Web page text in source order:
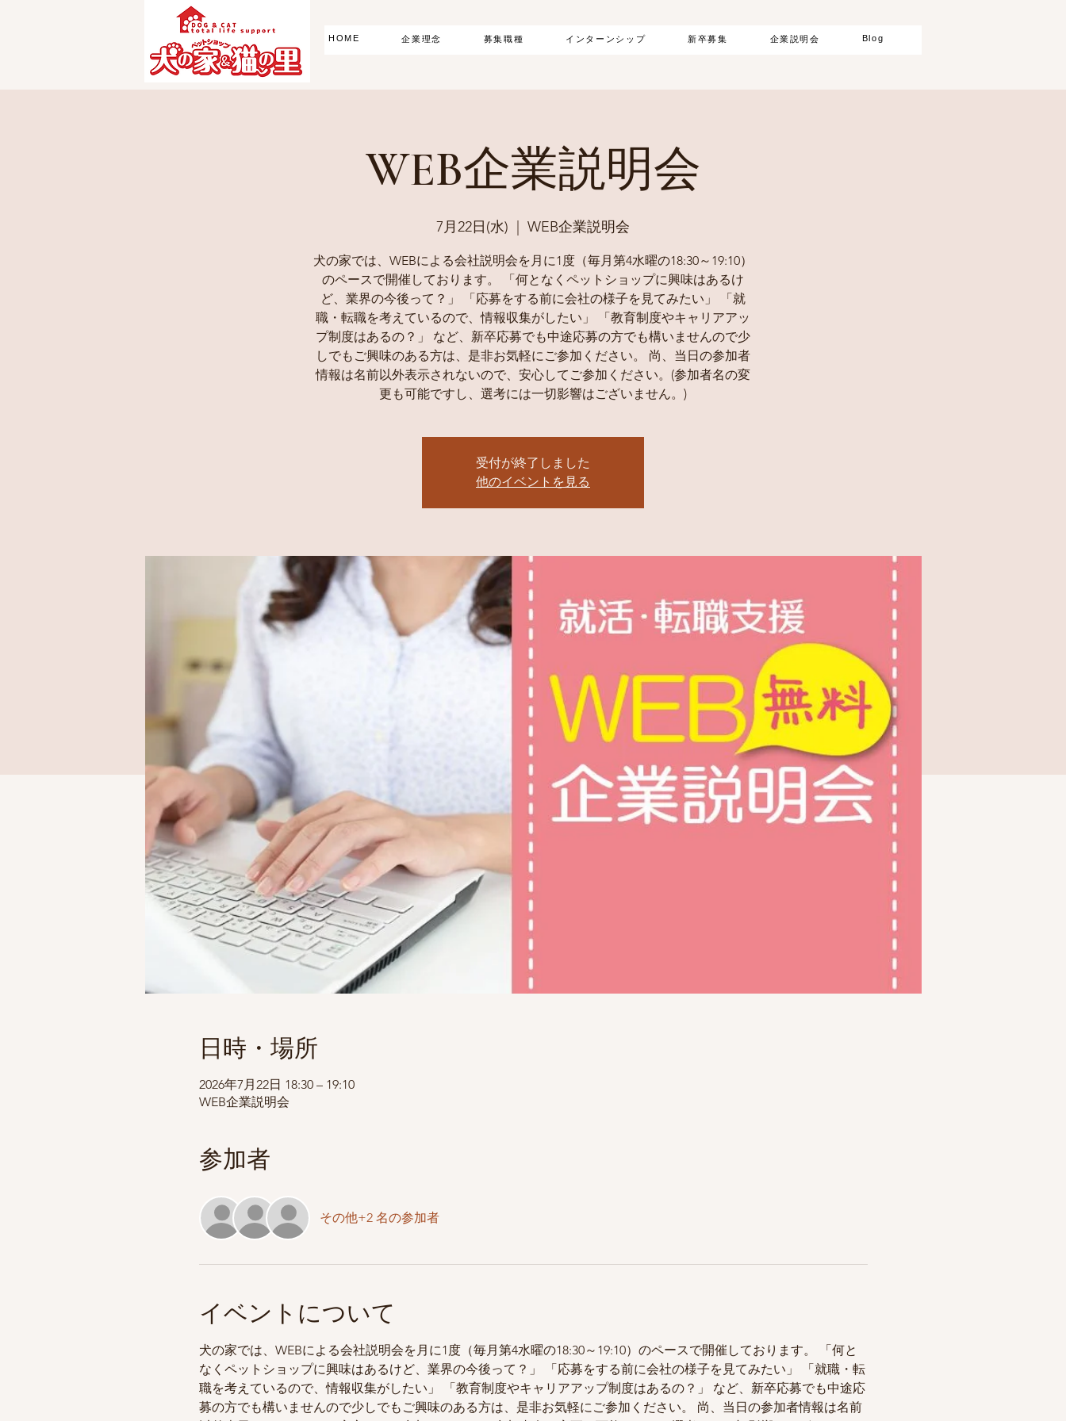
HOME 企業理念 募集職種 インターンシップ 新卒募集 企業説明会 Blog
WEB企業説明会
7月22日(水) WEB企業説明会
犬の家では、WEBによる会社説明会を月に1度（毎月第4水曜の18:30～19:10）
のペースで開催しております。 「何となくペットショップに興味はあるけ
ど、業界の今後って？」 「応募をする前に会社の様子を見てみたい」 「就
職・転職を考えているので、情報収集がしたい」 「教育制度やキャリアアッ
プ制度はあるの？」 など、新卒応募でも中途応募の方でも構いませんので少
しでもご興味のある方は、是非お気軽にご参加ください。 尚、当日の参加者
情報は名前以外表示されないので、安心してご参加ください。(参加者名の変
更も可能ですし、選考には一切影響はございません。)
受付が終了しました
他のイベントを見る
日時・場所
2026年7月22日 18:30 – 19:10
WEB企業説明会
参加者
その他+2 名の参加者
イベントについて
犬の家では、WEBによる会社説明会を月に1度（毎月第4水曜の18:30～19:10）のペースで開催しております。 「何と
なくペットショップに興味はあるけど、業界の今後って？」 「応募をする前に会社の様子を見てみたい」 「就職・転
職を考えているので、情報収集がしたい」 「教育制度やキャリアアップ制度はあるの？」 など、新卒応募でも中途応
募の方でも構いませんので少しでもご興味のある方は、是非お気軽にご参加ください。 尚、当日の参加者情報は名前